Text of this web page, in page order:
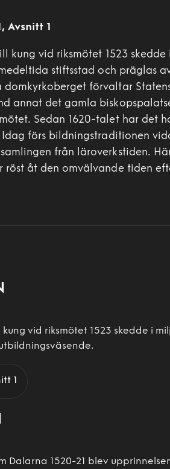
, Avsnitt 1
kung vid riksmötet 1523
stiftsstad och präglas
domkyrkoberget förvaltar
annat det gamla
Sedan 1620-talet har det
Idag förs bildningstraditionen
från läroverkstiden.
röst åt den omvälvande tiden
vid riksmötet 1523 skedde i
1
Dalarna 1520-21 blev